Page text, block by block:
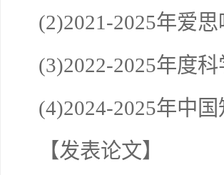
(2)2021-2025年爱
(3)2022-2025年度
(4)2024-2025年中国
【发表论文】